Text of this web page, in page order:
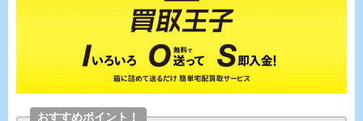
おすすめポイント！